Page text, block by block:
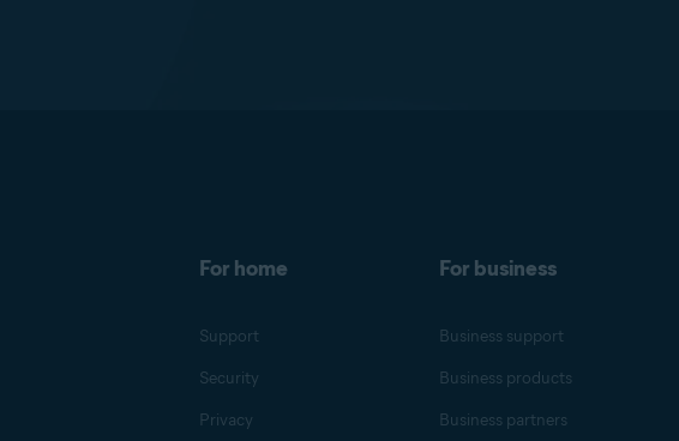
For home
Support
Security
Privacy
For business
Business support
Business products
Business partners